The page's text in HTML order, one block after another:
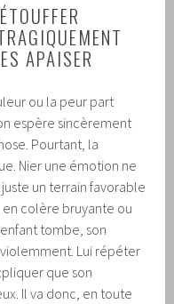
APAISER
ou la peur part
espère sincèrement
Pourtant, la
Nier une émotion ne
un terrain favorable
colère bruyante ou
tombe, son
Lui répéter
que son
Il va donc, en toute